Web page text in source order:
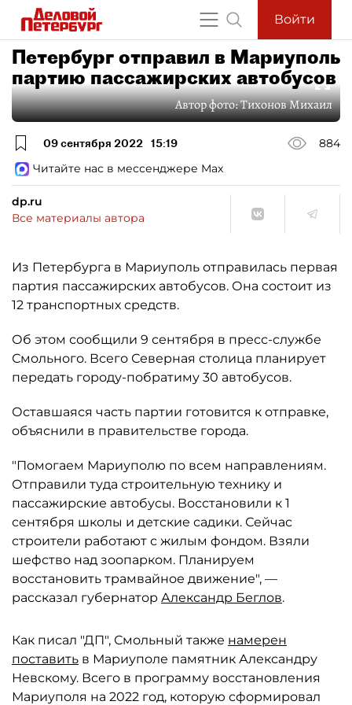
Войти
Петербург отправил в Мариуполь
партию пассажирских автобусов
Автор фото:Тихонов Михаил
09 сентября 2022 15:19
884
Читайте нас в мессенджере Max
dp.ru
Все материалы автора
Из Петербурга в Мариуполь отправилась первая
партия пассажирских автобусов. Она состоит из
12 транспортных средств.
Об этом сообщили 9 сентября в пресс-службе
Смольного. Всего Северная столица планирует
передать городу-побратиму 30 автобусов.
Оставшаяся часть партии готовится к отправке,
объяснили в правительстве города.
"Помогаем Мариуполю по всем направлениям.
Отправили туда строительную технику и
пассажирские автобусы. Восстановили к 1
сентября школы и детские садики. Сейчас
строители работают с жилым фондом. Взяли
шефство над зоопарком. Планируем
восстановить трамвайное движение", —
рассказал губернатор Александр Беглов.
Как писал "ДП", Смольный также намерен
поставить в Мариуполе памятник Александру
Невскому. Всего в программу восстановления
Мариуполя на 2022 год, которую сформировал